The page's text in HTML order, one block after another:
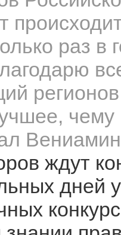
раз в
ждут
дней